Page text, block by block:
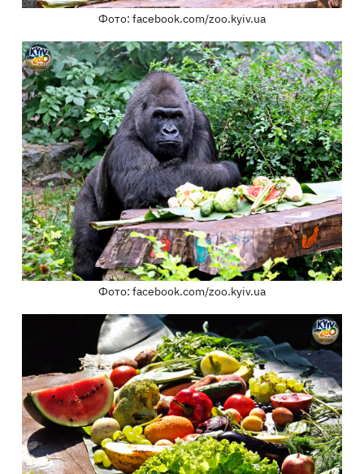
Фото: facebook.com/zoo.kyiv.ua
Фото: facebook.com/zoo.kyiv.ua